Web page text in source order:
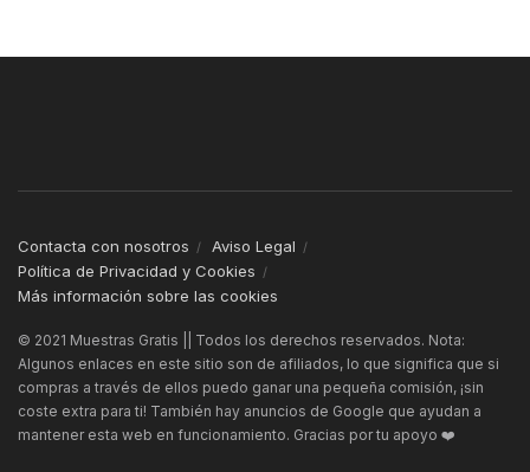
Contacta con nosotros
Aviso Legal
Política de Privacidad y Cookies
Más información sobre las cookies
© 2021 Muestras Gratis || Todos los derechos reservados. Nota:
Algunos enlaces en este sitio son de afiliados, lo que significa que si
compras a través de ellos puedo ganar una pequeña comisión, ¡sin
coste extra para ti! También hay anuncios de Google que ayudan a
mantener esta web en funcionamiento. Gracias por tu apoyo ❤️